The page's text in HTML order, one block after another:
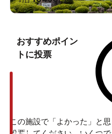
おすすめポイン
トに投票
この施設で「よかった」と